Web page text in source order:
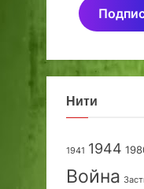
Нити
1941 1944
Война